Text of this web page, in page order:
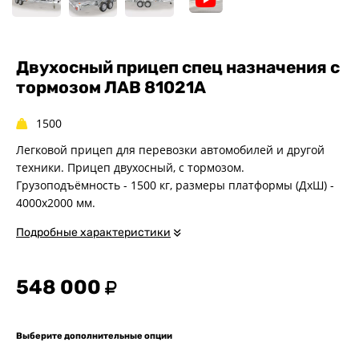
Прицепы для квадроциклов
Прицепы-автовозы
Прицепы с тормозом
Прицепы для снегоходов
Прицепы для мотоциклов
Прицепы для вездехода-
Двухосный прицеп спец назначения с
тормозом ЛАВ 81021A
1500
Легковой прицеп для перевозки автомобилей и другой
техники. Прицеп двухосный, с тормозом.
Грузоподъёмность - 1500 кг, размеры платформы (ДхШ) -
4000х2000 мм.
Подробные характеристики
548 000
Выберите дополнительные опции